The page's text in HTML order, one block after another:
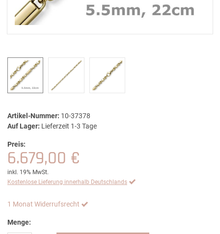
Artikel-Nummer: 10-37378
Auf Lager: Lieferzeit 1-3 Tage
Preis:
6.679,00 €
inkl. 19% MwSt.
Kostenlose Lieferung innerhalb Deutschlands
1 Monat Widerrufsrecht
Menge: